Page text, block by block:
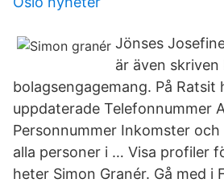
Jönses
är även skriven
bolagsengagemang. På Ratsit
uppdaterade Telefonnummer
Personnummer Inkomster
alla personer i … Visa profiler
heter Simon Granér. Gå med i